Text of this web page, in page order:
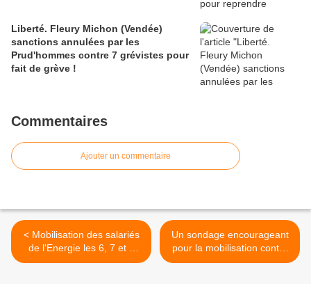
Liberté. Fleury Michon (Vendée)
sanctions annulées par les
Prud'hommes contre 7 grévistes pour
fait de grève !
Commentaires
Ajouter un commentaire
< Mobilisation des salariés
de l'Energie les 6, 7 et 8
février !
Un sondage encourageant
pour la mobilisation contre
le projet Macron/Borne ! >